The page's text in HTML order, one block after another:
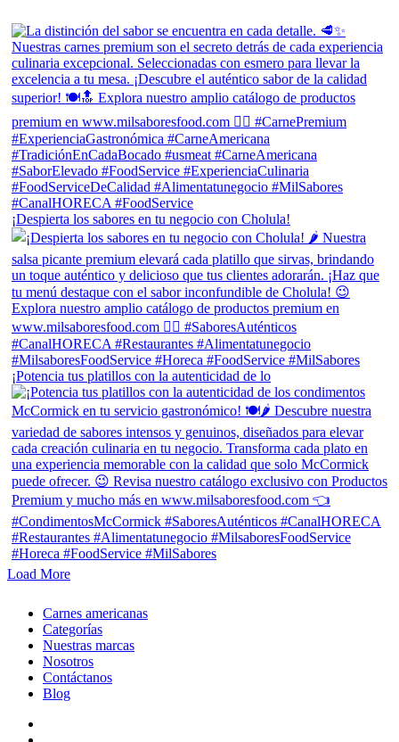
¡Despierta los sabores en tu negocio con Cholula!
¡Potencia tus platillos con la autenticidad de lo
Load More
Close
Menu
Carnes americanas
Categorías
Nuestras marcas
Nosotros
Contáctanos
Blog